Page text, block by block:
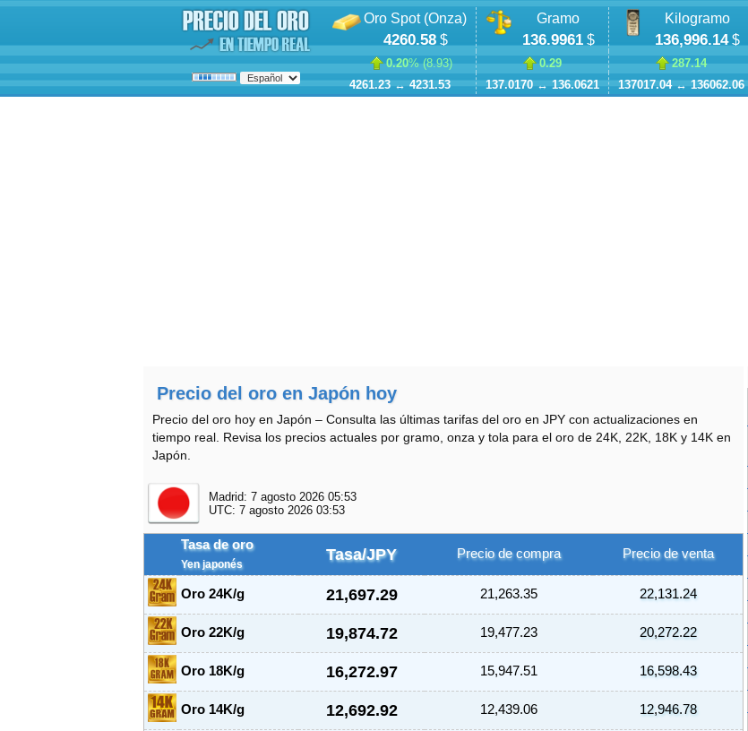
Oro Spot (Onza)
4260.58$
0.20% (8.93)
4261.23↔4231.53
Gramo
136.9961$
0.29
137.0170↔136.0621
Kilogramo
136,996.14$
287.14
137017.04↔136062.06
Precio del oro en Japón hoy
Precio del oro hoy en Japón – Consulta las últimas tarifas del oro en JPY con actualizaciones en
tiempo real. Revisa los precios actuales por gramo, onza y tola para el oro de 24K, 22K, 18K y 14K en
Japón.
Madrid: 7 agosto 2026 05:53
UTC: 7 agosto 2026 03:53
Tasa de oro
Yen japonés
Tasa/JPY Precio de compra Precio de venta
Oro 24K/g 21,697.29 21,263.35 22,131.24
Oro 22K/g 19,874.72 19,477.23 20,272.22
Oro 18K/g 16,272.97 15,947.51 16,598.43
Oro 14K/g 12,692.92 12,439.06 12,946.78